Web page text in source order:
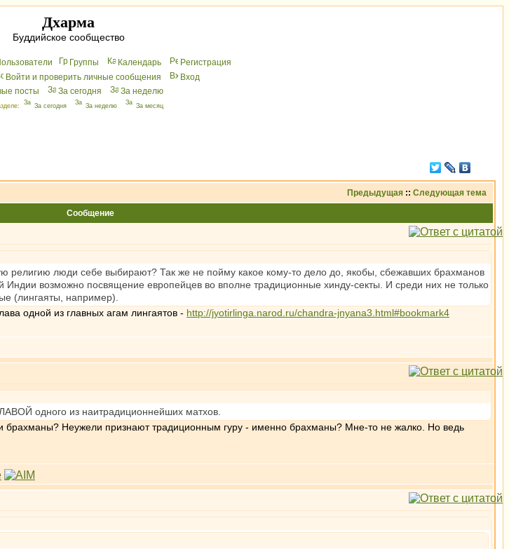
Дхарма
Буддийское сообщество
Группы Календарь
Peгиcтрaция
Войти и проверить личные сообщения
Вхoд
посты
За сегодня За неделю
За сегодня За неделю За месяц
Предыдущая :: Следующая тема
Сообщение
религию люди себе выбирают? Так же не пойму какое кому-то дело до, якобы, сбежавших брахманов
Индии возможно посвящение европейцев во вполне традиционные хинду-секты. И среди них не только
(лингаяты, например).
одной из главных агам лингаятов - http://jyotirlinga.narod.ru/chandra-jnyana3.html#bookmark4
одного из наитрадиционнейших матхов.
брахманы? Неужели признают традиционным гуру - именно брахманы? Мне-то не жалко. Но ведь